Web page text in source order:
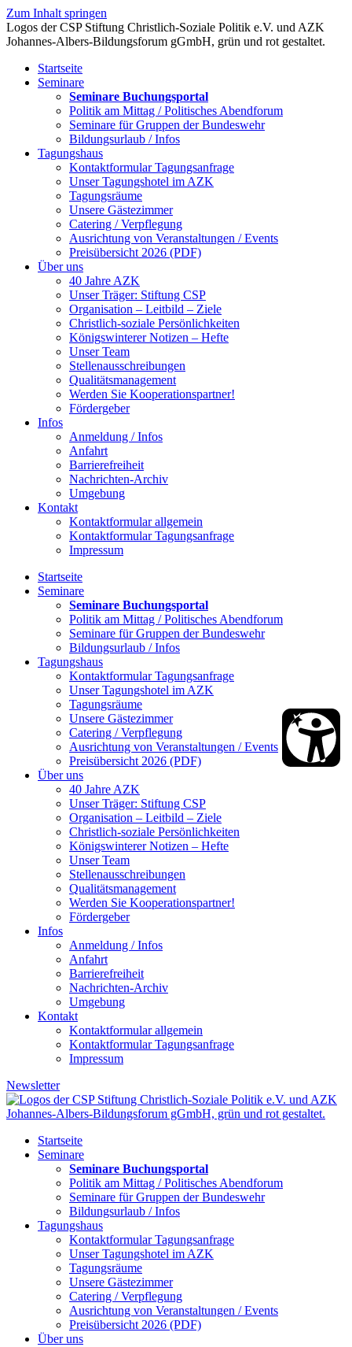
Zum Inhalt springen
Startseite
Seminare
Seminare Buchungsportal
Politik am Mittag / Politisches Abendforum
Seminare für Gruppen der Bundeswehr
Bildungsurlaub / Infos
Tagungshaus
Kontaktformular Tagungsanfrage
Unser Tagungshotel im AZK
Tagungsräume
Unsere Gästezimmer
Catering / Verpflegung
Ausrichtung von Veranstaltungen / Events
Preisübersicht 2026 (PDF)
Über uns
40 Jahre AZK
Unser Träger: Stiftung CSP
Organisation – Leitbild – Ziele
Christlich-soziale Persönlichkeiten
Königswinterer Notizen – Hefte
Unser Team
Stellenausschreibungen
Qualitätsmanagement
Werden Sie Kooperationspartner!
Fördergeber
Infos
Anmeldung / Infos
Anfahrt
Barrierefreiheit
Nachrichten-Archiv
Umgebung
Kontakt
Kontaktformular allgemein
Kontaktformular Tagungsanfrage
Impressum
Startseite
Seminare
Seminare Buchungsportal
Politik am Mittag / Politisches Abendforum
Seminare für Gruppen der Bundeswehr
Bildungsurlaub / Infos
Tagungshaus
Kontaktformular Tagungsanfrage
Unser Tagungshotel im AZK
Tagungsräume
Unsere Gästezimmer
Catering / Verpflegung
Ausrichtung von Veranstaltungen / Events
Preisübersicht 2026 (PDF)
Über uns
40 Jahre AZK
Unser Träger: Stiftung CSP
Organisation – Leitbild – Ziele
Christlich-soziale Persönlichkeiten
Königswinterer Notizen – Hefte
Unser Team
Stellenausschreibungen
Qualitätsmanagement
Werden Sie Kooperationspartner!
Fördergeber
Infos
Anmeldung / Infos
Anfahrt
Barrierefreiheit
Nachrichten-Archiv
Umgebung
Kontakt
Kontaktformular allgemein
Kontaktformular Tagungsanfrage
Impressum
Newsletter
Startseite
Seminare
Seminare Buchungsportal
Politik am Mittag / Politisches Abendforum
Seminare für Gruppen der Bundeswehr
Bildungsurlaub / Infos
Tagungshaus
Kontaktformular Tagungsanfrage
Unser Tagungshotel im AZK
Tagungsräume
Unsere Gästezimmer
Catering / Verpflegung
Ausrichtung von Veranstaltungen / Events
Preisübersicht 2026 (PDF)
Über uns